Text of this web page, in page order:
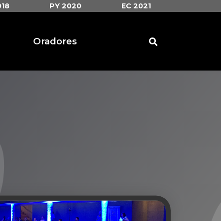
PY 2020 EC 2021
Oradores